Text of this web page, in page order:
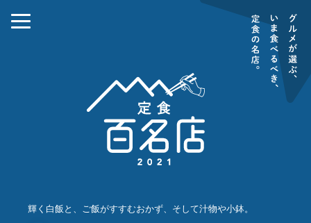
輝く白飯と、ご飯がすすむおかず、そして汁物や小鉢。